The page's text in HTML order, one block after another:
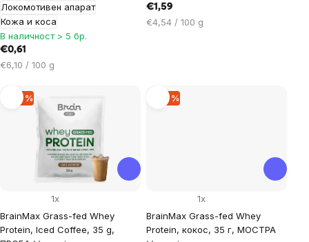
Локомотивен апарат
Кожа и коса
В наличност > 5 бр.
€0,61
Цена
мярка:
€6,10 / 100 g
€1,59
Цена
€4,54 / 100 g
–35 %
BrainMax Grass-fed Whey
Protein, Iced Coffee, 35 g,
1x
–35 %
BrainMax Grass-fed Whey
Protein, кокос, 35 г, МОСТРА
1x